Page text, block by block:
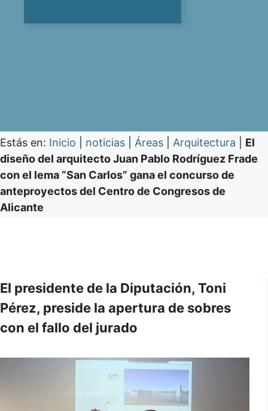
Estás en: Inicio noticias Áreas Arquitectura
El
diseño del arquitecto Juan Pablo Rodríguez Frade
con el lema “San Carlos” gana el concurso de
anteproyectos del Centro de Congresos de
Alicante
El presidente de la Diputación, Toni
Pérez, preside la apertura de sobres
con el fallo del jurado